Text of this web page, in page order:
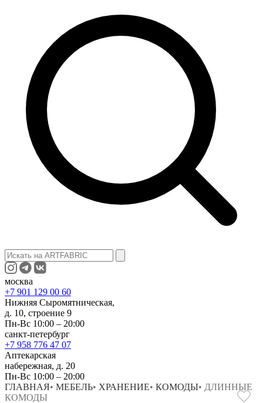
москва
+7 901 129 00 60
Нижняя Сыромятническая,
д. 10, строение 9
Пн-Вс 10:00 – 20:00
санкт-петербург
+7 958 776 47 07
Аптекарская
набережная, д. 20
Пн-Вс 10:00 – 20:00
ГЛАВНАЯ• МЕБЕЛЬ• ХРАНЕНИЕ• КОМОДЫ• ДЛИННЫЕ
КОМОДЫ